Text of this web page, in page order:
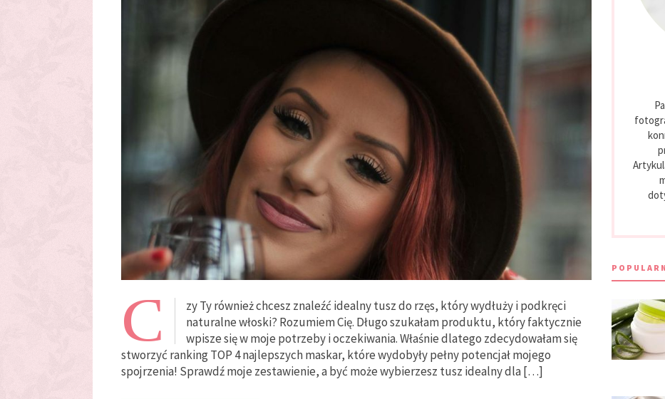
C
zy Ty również chcesz znaleźć idealny tusz do rzęs, który wydłuży i podkręci
naturalne włoski? Rozumiem Cię. Długo szukałam produktu, który faktycznie
wpisze się w moje potrzeby i oczekiwania. Właśnie dlatego zdecydowałam się
stworzyć ranking TOP 4 najlepszych maskar, które wydobyły pełny potencjał mojego
spojrzenia! Sprawdź moje zestawienie, a być może wybierzesz tusz idealny dla […]